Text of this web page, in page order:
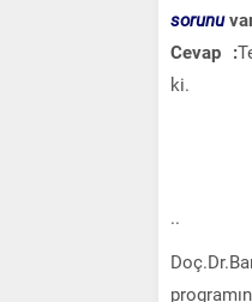
sorunu
Cevap :
ki.
..